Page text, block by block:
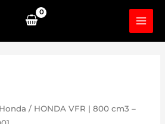
Honda / HONDA VFR | 800 cm3 –